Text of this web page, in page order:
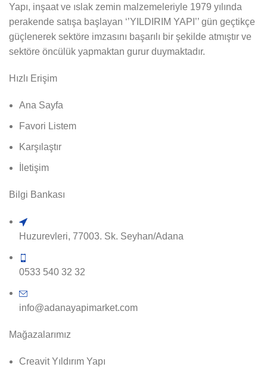
Yapı, inşaat ve ıslak zemin malzemeleriyle 1979 yılında
perakende satışa başlayan ‘’YILDIRIM YAPI’’ gün geçtikçe
güçlenerek sektöre imzasını başarılı bir şekilde atmıştır ve
sektöre öncülük yapmaktan gurur duymaktadır.
Hızlı Erişim
Ana Sayfa
Favori Listem
Karşılaştır
İletişim
Bilgi Bankası
Huzurevleri, 77003. Sk. Seyhan/Adana
0533 540 32 32
info@adanayapimarket.com
Mağazalarımız
Creavit Yıldırım Yapı